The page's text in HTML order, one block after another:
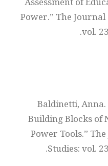
Assessment of
Power.” The
vol.
42- Baldinetti,
Building Blocks of
Power Tools.”
Studies: vol.